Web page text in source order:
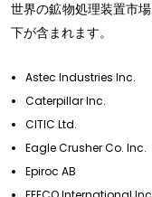
世界の鉱物処理装置市
下が含まれます。
Astec Industries Inc.
Caterpillar Inc.
CITIC Ltd.
Eagle Crusher Co. Inc.
Epiroc AB